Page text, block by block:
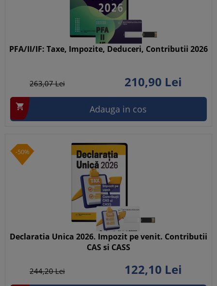
PFA/II/IF: Taxe, Impozite, Deduceri, Contributii 2026
263,07Lei 210,90 Lei
 Adauga in cos
-50%
Declaratia Unica 2026. Impozit pe venit. Contributii
CAS si CASS
244,20Lei 122,10 Lei